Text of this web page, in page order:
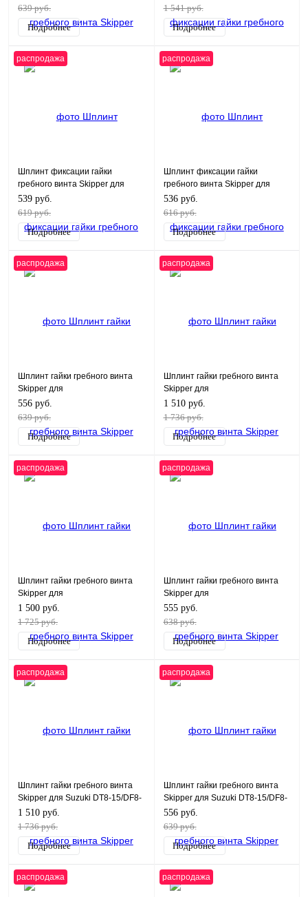
639 руб.
Подробнее
1 541 руб.
Подробнее
распродажа
Шплинт фиксации гайки
гребного винта Skipper для
Yamaha 48-90/F40-F100
539 руб.
619 руб.
Подробнее
распродажа
Шплинт фиксации гайки
гребного винта Skipper для
Yamaha 20-220/F8-F70
536 руб.
616 руб.
Подробнее
распродажа
Шплинт гайки гребного винта
Skipper для
Suzuki/Yamaha/Tohatsu 4-225
556 руб.
639 руб.
Подробнее
распродажа
Шплинт гайки гребного винта
Skipper для
Suzuki/Yamaha/Tohatsu 4-225
1 510 руб.
1 736 руб.
Подробнее
распродажа
Шплинт гайки гребного винта
Skipper для
Suzuki/Yamaha/Tohatsu 15-30
1 500 руб.
1 725 руб.
Подробнее
распродажа
Шплинт гайки гребного винта
Skipper для
Suzuki/Yamaha/Tohatsu 15-30
555 руб.
638 руб.
Подробнее
распродажа
Шплинт гайки гребного винта
Skipper для Suzuki DT8-15/DF8-
20
1 510 руб.
1 736 руб.
Подробнее
распродажа
Шплинт гайки гребного винта
Skipper для Suzuki DT8-15/DF8-
20
556 руб.
639 руб.
Подробнее
распродажа распродажа